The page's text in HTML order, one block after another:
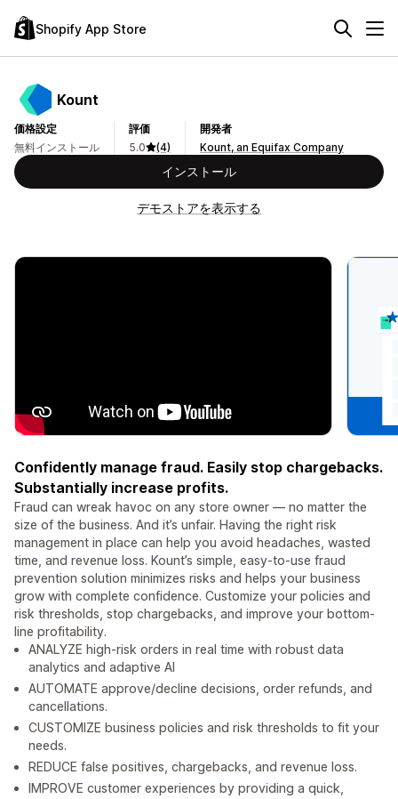
Shopify App Store
Kount
価格設定
無料インストール
評価
5.0
(4)
開発者
Kount, an Equifax Company
インストール
デモストアを表示する
Confidently manage fraud. Easily stop chargebacks.
Substantially increase profits.
Fraud can wreak havoc on any store owner — no matter the
size of the business. And it’s unfair. Having the right risk
management in place can help you avoid headaches, wasted
time, and revenue loss. Kount’s simple, easy-to-use fraud
prevention solution minimizes risks and helps your business
grow with complete confidence. Customize your policies and
risk thresholds, stop chargebacks, and improve your bottom-
line profitability.
ANALYZE high-risk orders in real time with robust data
analytics and adaptive AI
AUTOMATE approve/decline decisions, order refunds, and
cancellations.
CUSTOMIZE business policies and risk thresholds to fit your
needs.
REDUCE false positives, chargebacks, and revenue loss.
IMPROVE customer experiences by providing a quick,